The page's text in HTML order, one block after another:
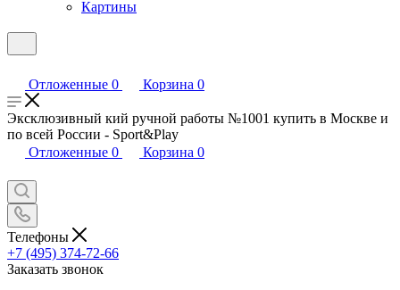
Картины
Отложенные 0 Корзина 0
Эксклюзивный кий ручной работы №1001 купить в Москве и
по всей России - Sport&Play
Отложенные 0 Корзина 0
Телефоны
+7 (495) 374-72-66
Заказать звонок